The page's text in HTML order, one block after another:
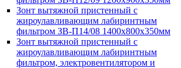
Зонт вытяжной пристенный с
жироулавливающим лабиринтным
фильтром ЗВ-П14/08 1400х800х350мм
Зонт вытяжной пристенный с
жироулавливающим лабиринтным
фильтром, электровентилятором и